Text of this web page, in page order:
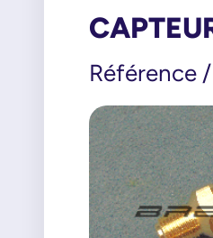
Référence